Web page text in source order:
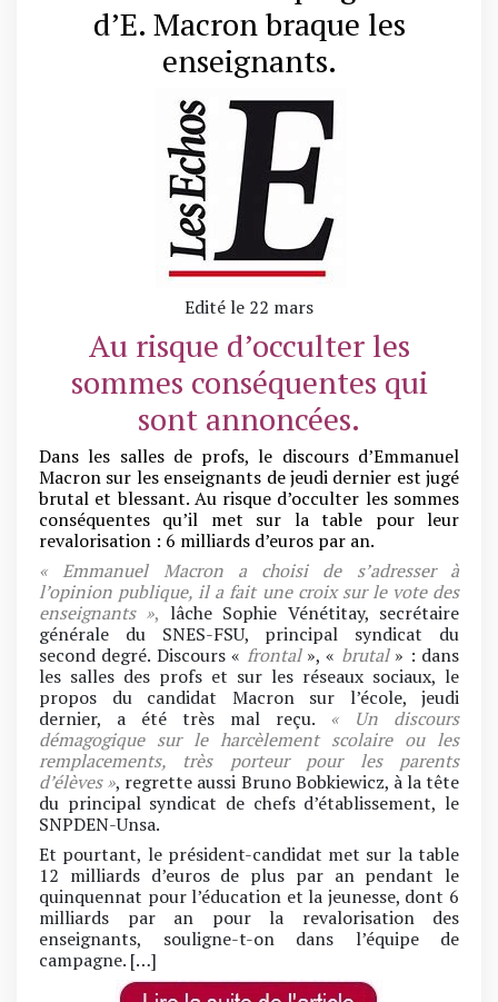
d’E. Macron braque les
enseignants.
Edité le 22 mars
Au risque d’occulter les
sommes conséquentes qui
sont annoncées.
Dans les salles de profs, le discours d’Emmanuel
Macron sur les enseignants de jeudi dernier est jugé
brutal et blessant. Au risque d’occulter les sommes
conséquentes qu’il met sur la table pour leur
revalorisation : 6 milliards d’euros par an.
« Emmanuel Macron a choisi de s’adresser à
l’opinion publique, il a fait une croix sur le vote des
enseignants », lâche Sophie Vénétitay, secrétaire
générale du SNES-FSU, principal syndicat du
second degré. Discours « frontal », « brutal » : dans
les salles des profs et sur les réseaux sociaux, le
propos du candidat Macron sur l’école, jeudi
dernier, a été très mal reçu. « Un discours
démagogique sur le harcèlement scolaire ou les
remplacements, très porteur pour les parents
d’élèves », regrette aussi Bruno Bobkiewicz, à la tête
du principal syndicat de chefs d’établissement, le
SNPDEN-Unsa.
Et pourtant, le président-candidat met sur la table
12 milliards d’euros de plus par an pendant le
quinquennat pour l’éducation et la jeunesse, dont 6
milliards par an pour la revalorisation des
enseignants, souligne-t-on dans l’équipe de
campagne. […]